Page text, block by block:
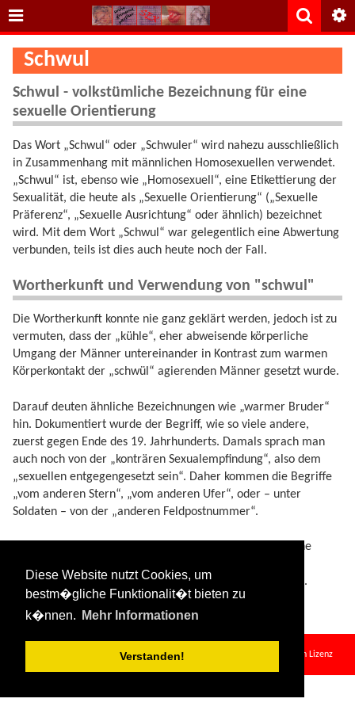
Diese Website nutzt Cookies, um
bestm�gliche Funktionalit�t bieten zu
k�nnen.
Mehr Informationen
Verstanden!
Schwul
Schwul - volkstümliche Bezeichnung für eine
sexuelle Orientierung
Das Wort „Schwul“ oder „Schwuler“ wird nahezu ausschließlich
in Zusammenhang mit männlichen Homosexuellen verwendet.
„Schwul“ ist, ebenso wie „Homosexuell“, eine Etikettierung der
Sexualität, die heute als „Sexuelle Orientierung“ („Sexuelle
Präferenz“, „Sexuelle Ausrichtung“ oder ähnlich) bezeichnet
wird. Mit dem Wort „Schwul“ war gelegentlich eine Abwertung
verbunden, teils ist dies auch heute noch der Fall.
Wortherkunft und Verwendung von "schwul"
Die Wortherkunft konnte nie ganz geklärt werden, jedoch ist zu
vermuten, dass der „kühle“, eher abweisende körperliche
Umgang der Männer untereinander in Kontrast zum warmen
Körperkontakt der „schwül“ agierenden Männer gesetzt wurde.
Darauf deuten ähnliche Bezeichnungen wie „warmer Bruder“
hin. Dokumentiert wurde der Begriff, wie so viele andere,
zuerst gegen Ende des 19. Jahrhunderts. Damals sprach man
auch noch von der „konträren Sexualempfindung“, also dem
„sexuellen entgegengesetzt sein“. Daher kommen die Begriffe
„vom anderen Stern“, „vom anderen Ufer“, oder – unter
Soldaten – von der „anderen Feldpostnummer“.
Der Begriff „schwule Frauen“ für die Präferenz „weibliche
Häufiger ist der Begriff „Lesbe“ für eine „lesbische Frau“.
schwul.txt· Zuletzt geändert:2024/08/11 09:34von127.0.0.1
Falls nicht anders bezeichnet, ist der Inhalt dieses Wikis unter der folgenden Lizenz